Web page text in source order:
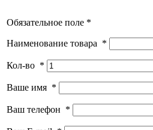
Обязательное поле *
Наименование товара *
Кол-во *
Ваше имя *
Ваш телефон *